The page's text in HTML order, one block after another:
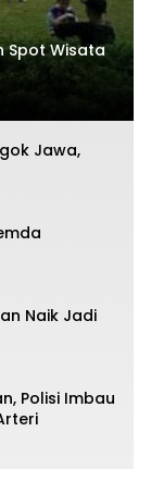
Spot Wisata
Jawa,
Naik Jadi
Polisi Imbau